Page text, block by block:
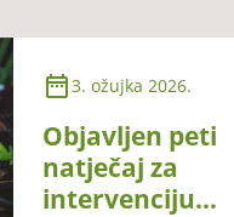
3. ožujka 2026.
Objavljen peti
natječaj za
intervenciju